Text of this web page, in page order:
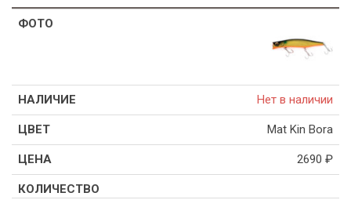
Нет в наличии
Mat Kin Bora
2690 ₽